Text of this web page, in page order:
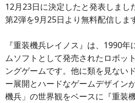
12月23日に決定したと発表しまし
第2弾を9月25日より無料配信しま
『重装機兵レイノス』は、1990
ムソフトとして発売されたロボッ
ングゲームです。他に類を見ない
ー展開とハードなゲームデザイン
機兵」の世界観をベースに『重装